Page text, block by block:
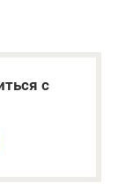
с